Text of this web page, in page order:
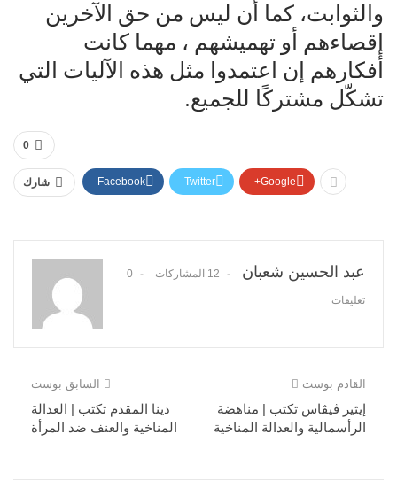
والثوابت، كما أن ليس من حق الآخرين
إقصاءهم أو تهميشهم ، مهما كانت
أفكارهم إن اعتمدوا مثل هذه الآليات التي
تشكّل مشتركًا للجميع.
0
شارك Facebook Twitter Google+
عبد الحسين شعبان 12 المشاركات 0
تعليقات
السابق بوست
دينا المقدم تكتب | العدالة
المناخية والعنف ضد المرأة
القادم بوست
إيثير ڤيڤاس تكتب | مناهضة
الرأسمالية والعدالة المناخية